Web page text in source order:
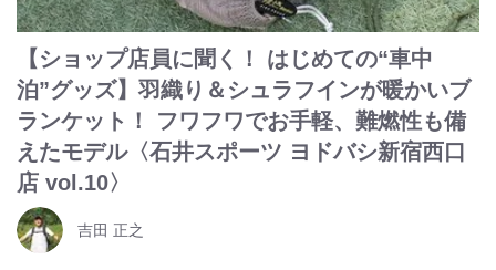
【ショップ店員に聞く！ はじめての“車中
泊”グッズ】羽織り＆シュラフインが暖かいブ
ランケット！ フワフワでお手軽、難燃性も備
えたモデル〈石井スポーツ ヨドバシ新宿西口
店 vol.10〉
吉田 正之